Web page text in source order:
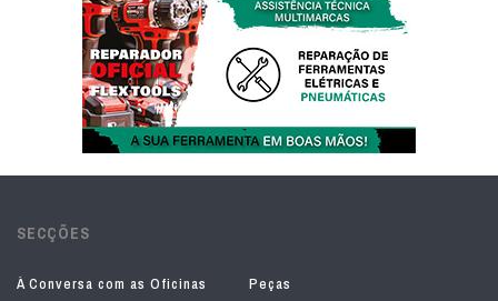
SECÇÕES
À Conversa com as Oficinas
Peças